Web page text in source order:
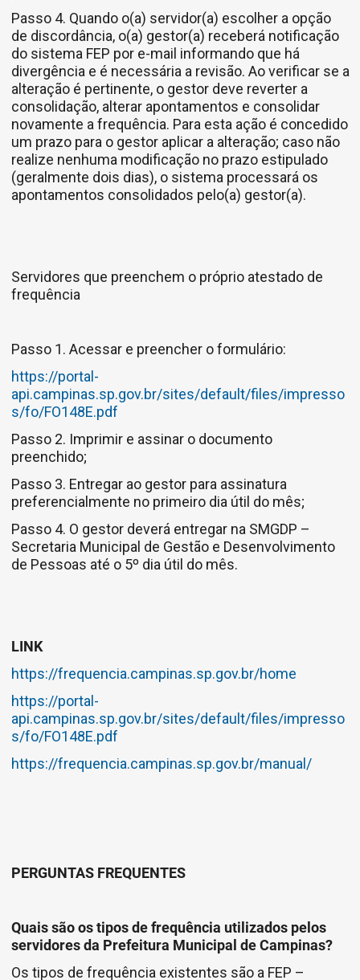
Passo 4. Quando o(a) servidor(a) escolher a opção
de discordância, o(a) gestor(a) receberá notificação
do sistema FEP por e-mail informando que há
divergência e é necessária a revisão. Ao verificar se a
alteração é pertinente, o gestor deve reverter a
consolidação, alterar apontamentos e consolidar
novamente a frequência. Para esta ação é concedido
um prazo para o gestor aplicar a alteração; caso não
realize nenhuma modificação no prazo estipulado
(geralmente dois dias), o sistema processará os
apontamentos consolidados pelo(a) gestor(a).
Servidores que preenchem o próprio atestado de
frequência
Passo 1. Acessar e preencher o formulário:
https://portal-
api.campinas.sp.gov.br/sites/default/files/impresso
s/fo/FO148E.pdf
Passo 2. Imprimir e assinar o documento
preenchido;
Passo 3. Entregar ao gestor para assinatura
preferencialmente no primeiro dia útil do mês;
Passo 4. O gestor deverá entregar na SMGDP –
Secretaria Municipal de Gestão e Desenvolvimento
de Pessoas até o 5º dia útil do mês.
LINK
https://frequencia.campinas.sp.gov.br/home
https://portal-
api.campinas.sp.gov.br/sites/default/files/impresso
s/fo/FO148E.pdf
https://frequencia.campinas.sp.gov.br/manual/
PERGUNTAS FREQUENTES
Quais são os tipos de frequência utilizados pelos
servidores da Prefeitura Municipal de Campinas?
Os tipos de frequência existentes são a FEP –